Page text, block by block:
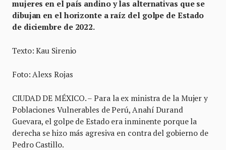
mujeres en el país andino y las alternativas que se
dibujan en el horizonte a raíz del golpe de Estado
de diciembre de 2022.
Texto: Kau Sirenio
Foto: Alexs Rojas
CIUDAD DE MÉXICO. – Para la ex ministra de la Mujer y
Poblaciones Vulnerables de Perú, Anahí Durand
Guevara, el golpe de Estado era inminente porque la
derecha se hizo más agresiva en contra del gobierno de
Pedro Castillo.